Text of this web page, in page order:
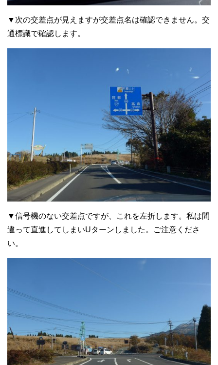
▼次の交差点が見えますが交差点名は確認できません。交
通標識で確認します。
▼信号機のない交差点ですが、これを左折します。私は間
違って直進してしまいUターンしました。ご注意くださ
い。